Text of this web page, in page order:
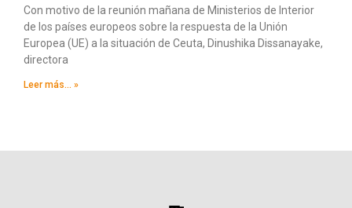
Con motivo de la reunión mañana de Ministerios de Interior
de los países europeos sobre la respuesta de la Unión
Europea (UE) a la situación de Ceuta, Dinushika Dissanayake,
directora
Leer más... »